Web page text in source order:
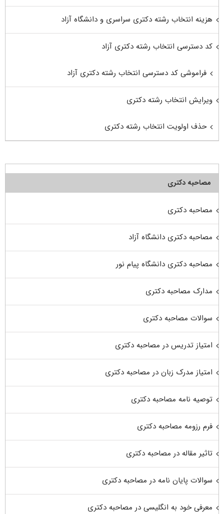
هزینه انتخاب رشته دکتری سراسری و دانشگاه آزاد
کد دسترسی انتخاب رشته دکتری آزاد
فراموشی کد دسترسی انتخاب رشته دکتری آزاد
ویرایش انتخاب رشته دکتری
حذف اولویت انتخاب رشته دکتری
مصاحبه دکتری
مصاحبه دکتری
مصاحبه دکتری دانشگاه آزاد
مصاحبه دکتری دانشگاه پیام نور
مدارک مصاحبه دکتری
سوالات مصاحبه دکتری
امتیاز تدریس در مصاحبه دکتری
امتیاز مدرک زبان در مصاحبه دکتری
توصیه نامه مصاحبه دکتری
فرم رزومه مصاحبه دکتری
تاثیر مقاله در مصاحبه دکتری
سوالات پایان نامه در مصاحبه دکتری
معرفی خود به انگلیسی در مصاحبه دکتری